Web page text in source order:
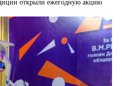
открыли ежегодную акцию